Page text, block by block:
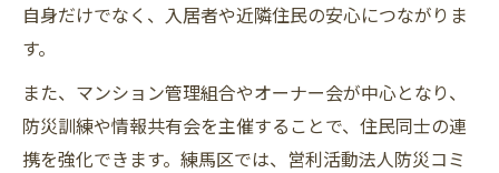
自身だけでなく、入居者や近隣住民の安心につながりま
す。
また、マンション管理組合やオーナー会が中心となり、
防災訓練や情報共有会を主催することで、住民同士の連
携を強化できます。練馬区では、営利活動法人防災コミ